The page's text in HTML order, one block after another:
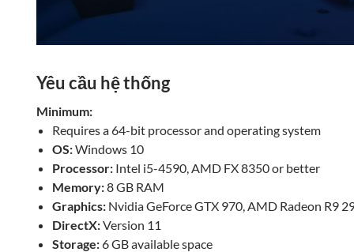
Yêu cầu hệ thống
Minimum:
Requires a 64-bit processor and operating system
OS:Windows 10
Processor: Intel i5-4590, AMD FX 8350 or better
Memory:8 GB RAM
Graphics: Nvidia GeForce GTX 970, AMD Radeon R9
DirectX:Version 11
Storage:6 GB available space